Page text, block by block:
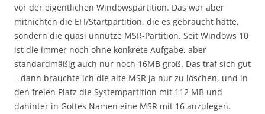
vor der eigentlichen Windowspartition. Das war aber
mitnichten die EFI/Startpartition, die es gebraucht hätte,
sondern die quasi unnütze MSR-Partition. Seit Windows 10
ist die immer noch ohne konkrete Aufgabe, aber
standardmäßig auch nur noch 16MB groß. Das traf sich gut
– dann brauchte ich die alte MSR ja nur zu löschen, und in
den freien Platz die Systempartition mit 112 MB und
dahinter in Gottes Namen eine MSR mit 16 anzulegen.